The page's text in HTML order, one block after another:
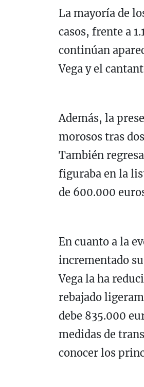
La mayoría de
casos, frente a
continúan
Vega y el
Además, la
morosos tras
También
figuraba en la
de 600.000
En cuanto a la
incrementado
Vega la ha
rebajado
debe 835.000
medidas de
conocer los